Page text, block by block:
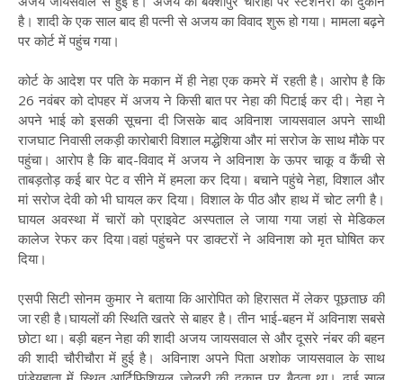
है। शादी के एक साल बाद ही पत्नी से अजय का विवाद शुरू हो गया। मामला बढ़ने
पर कोर्ट में पहुंच गया।
कोर्ट के आदेश पर पति के मकान में ही नेहा एक कमरे में रहती है। आरोप है कि
26 नवंबर को दोपहर में अजय ने किसी बात पर नेहा की पिटाई कर दी। नेहा ने
अपने भाई को इसकी सूचना दी जिसके बाद अविनाश जायसवाल अपने साथी
राजघाट निवासी लकड़ी कारोबारी विशाल मद्धेशिया और मां सरोज के साथ मौके पर
पहुंचा। आरोप है कि बाद-विवाद में अजय ने अविनाश के ऊपर चाकू व कैंची से
ताबड़तोड़ कई बार पेट व सीने में हमला कर दिया। बचाने पहुंचे नेहा, विशाल और
मां सरोज देवी को भी घायल कर दिया। विशाल के पीठ और हाथ में चोट लगी है।
घायल अवस्था में चारों को प्राइवेट अस्पताल ले जाया गया जहां से मेडिकल
कालेज रेफर कर दिया।वहां पहुंचने पर डाक्टरों ने अविनाश को मृत घोषित कर
दिया।
एसपी सिटी सोनम कुमार ने बताया कि आरोपित को हिरासत में लेकर पूछताछ की
जा रही है।घायलों की स्थिति खतरे से बाहर है। तीन भाई-बहन में अविनाश सबसे
छोटा था। बड़ी बहन नेहा की शादी अजय जायसवाल से और दूसरे नंबर की बहन
की शादी चौरीचौरा में हुई है। अविनाश अपने पिता अशोक जायसवाल के साथ